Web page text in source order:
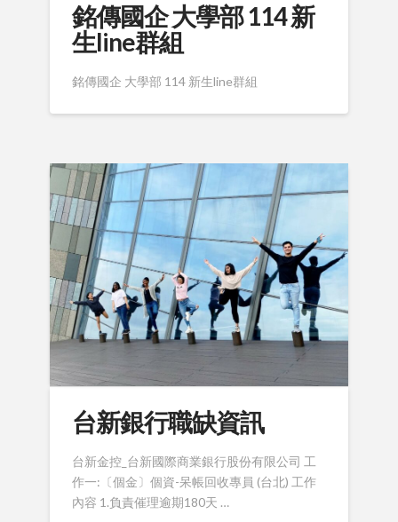
銘傳國企 大學部 114 新
生line群組
銘傳國企 大學部 114 新生line群組
台新銀行職缺資訊
台新金控_台新國際商業銀行股份有限公司 工
作一:〔個金〕個資-呆帳回收專員 (台北) 工作
內容 1.負責催理逾期180天 …